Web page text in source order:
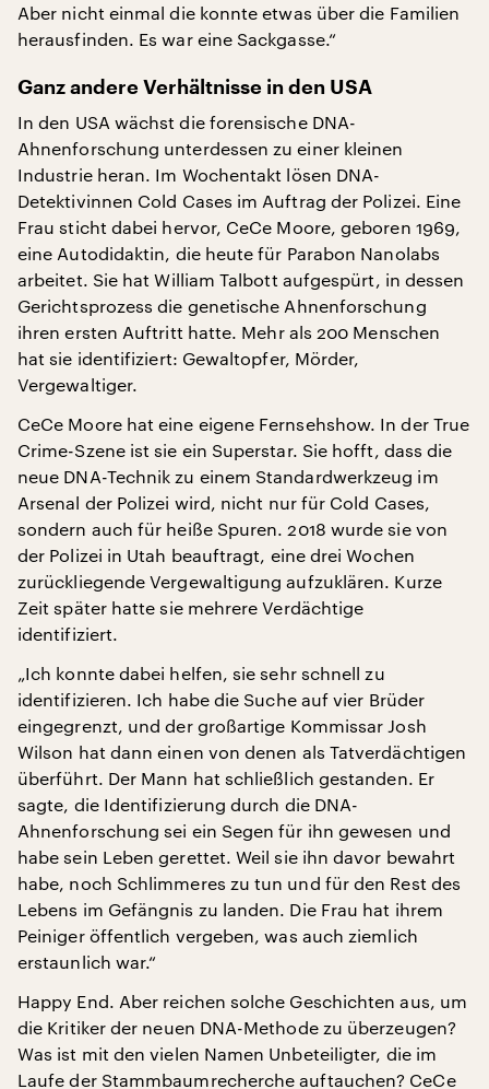
Aber nicht einmal die konnte etwas über die Familien
herausfinden. Es war eine Sackgasse.“
Ganz andere Verhältnisse in den USA
In den USA wächst die forensische DNA-
Ahnenforschung unterdessen zu einer kleinen
Industrie heran. Im Wochentakt lösen DNA-
Detektivinnen Cold Cases im Auftrag der Polizei. Eine
Frau sticht dabei hervor, CeCe Moore, geboren 1969,
eine Autodidaktin, die heute für Parabon Nanolabs
arbeitet. Sie hat William Talbott aufgespürt, in dessen
Gerichtsprozess die genetische Ahnenforschung
ihren ersten Auftritt hatte. Mehr als 200 Menschen
hat sie identifiziert: Gewaltopfer, Mörder,
Vergewaltiger.
CeCe Moore hat eine eigene Fernsehshow. In der True
Crime-Szene ist sie ein Superstar. Sie hofft, dass die
neue DNA-Technik zu einem Standardwerkzeug im
Arsenal der Polizei wird, nicht nur für Cold Cases,
sondern auch für heiße Spuren. 2018 wurde sie von
der Polizei in Utah beauftragt, eine drei Wochen
zurückliegende Vergewaltigung aufzuklären. Kurze
Zeit später hatte sie mehrere Verdächtige
identifiziert.
„Ich konnte dabei helfen, sie sehr schnell zu
identifizieren. Ich habe die Suche auf vier Brüder
eingegrenzt, und der großartige Kommissar Josh
Wilson hat dann einen von denen als Tatverdächtigen
überführt. Der Mann hat schließlich gestanden. Er
sagte, die Identifizierung durch die DNA-
Ahnenforschung sei ein Segen für ihn gewesen und
habe sein Leben gerettet. Weil sie ihn davor bewahrt
habe, noch Schlimmeres zu tun und für den Rest des
Lebens im Gefängnis zu landen. Die Frau hat ihrem
Peiniger öffentlich vergeben, was auch ziemlich
erstaunlich war.“
Happy End. Aber reichen solche Geschichten aus, um
die Kritiker der neuen DNA-Methode zu überzeugen?
Was ist mit den vielen Namen Unbeteiligter, die im
Laufe der Stammbaumrecherche auftauchen? CeCe